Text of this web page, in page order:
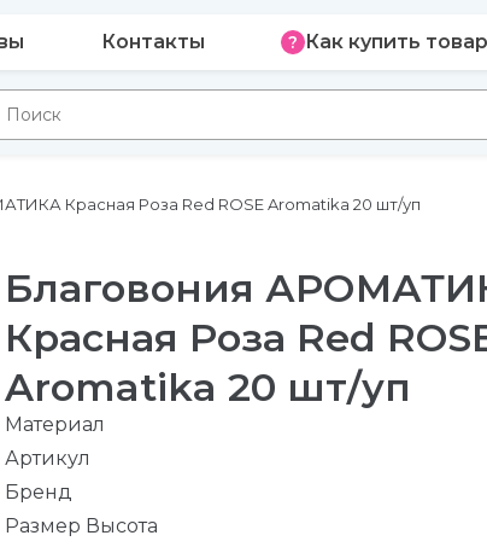
Контакты Как купить
Красная Роза Red ROSE Aromatika 20 шт/уп
Благовония
Красная Роза Red
Aromatika 20 шт/уп
Материал
Артикул
Бренд
Размер Высота